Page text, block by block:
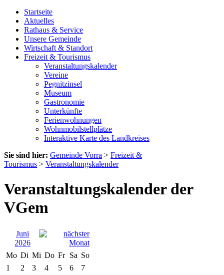
Startseite
Aktuelles
Rathaus & Service
Unsere Gemeinde
Wirtschaft & Standort
Freizeit & Tourismus
Veranstaltungskalender
Vereine
Pegnitzinsel
Museum
Gastronomie
Unterkünfte
Ferienwohnungen
Wohnmobilstellplätze
Interaktive Karte des Landkreises
Sie sind hier: Gemeinde Vorra > Freizeit &
Tourismus > Veranstaltungskalender
Veranstaltungskalender der
VGem
Juni
2026
Mo Di Mi Do Fr Sa So
1
2 3 4 5 6
7